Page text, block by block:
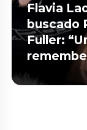
Flavia
buscado
Fuller: